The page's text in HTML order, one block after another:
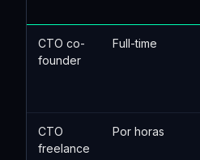
CTO co-
founder
Full-time
CTO
freelance
Por horas